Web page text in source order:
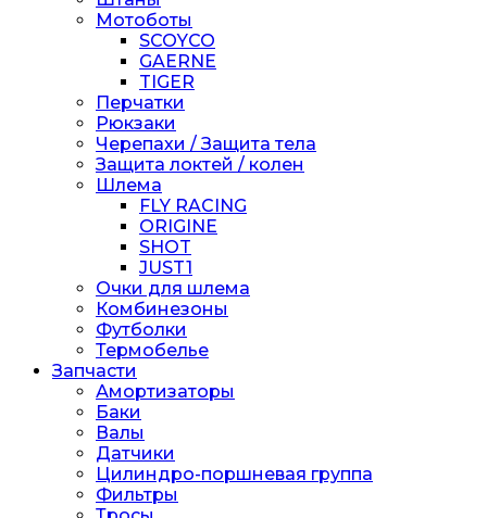
Мотоботы
SCOYCO
GAERNE
TIGER
Перчатки
Рюкзаки
Черепахи / Защита тела
Защита локтей / колен
Шлема
FLY RACING
ORIGINE
SHOT
JUST1
Очки для шлема
Комбинезоны
Футболки
Термобелье
Запчасти
Амортизаторы
Баки
Валы
Датчики
Цилиндро-поршневая группа
Фильтры